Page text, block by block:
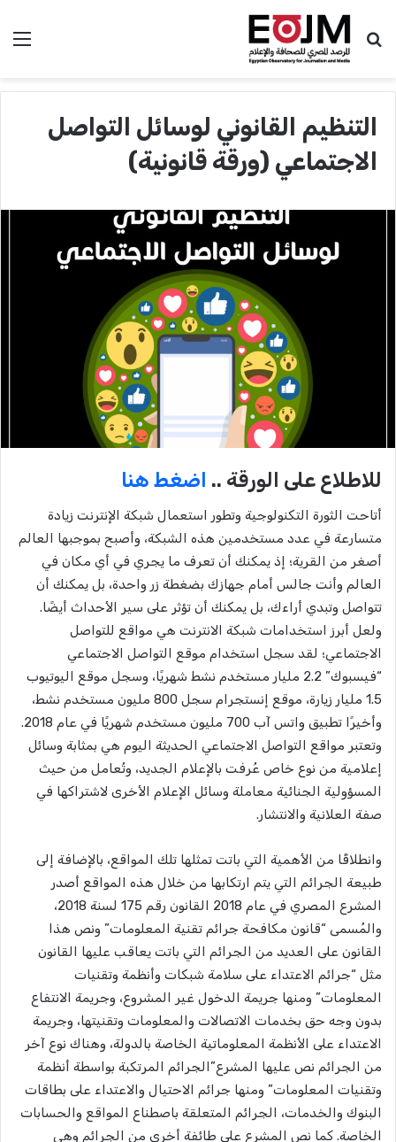
بحث عن
التنظيم القانوني لوسائل التواصل
الاجتماعي (ورقة قانونية)
للاطلاع على الورقة .. اضغط هنا
أتاحت الثورة التكنولوجية وتطور استعمال شبكة الإنترنت زيادة
متسارعة في عدد مستخدمين هذه الشبكة، وأصبح بموجبها العالم
أصغر من القرية؛ إذ يمكنك أن تعرف ما يجري في أي مكان في
العالم وأنت جالس أمام جهازك بضغطة زر واحدة، بل يمكنك أن
تتواصل وتبدي أراءك، بل يمكنك أن تؤثر على سير الأحداث أيضًا.
ولعل أبرز استخدامات شبكة الانترنت هي مواقع للتواصل
الاجتماعي؛ لقد سجل استخدام موقع التواصل الاجتماعي
“فيسبوك” 2.2 مليار مستخدم نشط شهريًا، وسجل موقع اليوتيوب
1.5 مليار زيارة، موقع إنستجرام سجل 800 مليون مستخدم نشط،
وأخيرًا تطبيق واتس آب 700 مليون مستخدم شهريًا في عام 2018.
وتعتبر مواقع التواصل الاجتماعي الحديثة اليوم هي بمثابة وسائل
إعلامية من نوع خاص عُرفت بالإعلام الجديد، وتُعامل من حيث
المسؤولية الجنائية معاملة وسائل الإعلام الأخرى لاشتراكها في
صفة العلانية والانتشار.
وانطلاقًا من الأهمية التي باتت تمثلها تلك المواقع، بالإضافة إلى
طبيعة الجرائم التي يتم ارتكابها من خلال هذه المواقع أصدر
المشرع المصري في عام 2018 القانون رقم 175 لسنة 2018،
والمُسمى “قانون مكافحة جرائم تقنية المعلومات” ونص هذا
القانون على العديد من الجرائم التي باتت يعاقب عليها القانون
مثل “جرائم الاعتداء على سلامة شبكات وأنظمة وتقنيات
المعلومات” ومنها جريمة الدخول غير المشروع، وجريمة الانتفاع
بدون وجه حق بخدمات الاتصالات والمعلومات وتقنيتها، وجريمة
الاعتداء على الأنظمة المعلوماتية الخاصة بالدولة، وهناك نوع آخر
من الجرائم نص عليها المشرع”الجرائم المرتكبة بواسطة أنظمة
وتقنيات المعلومات” ومنها جرائم الاحتيال والاعتداء على بطاقات
البنوك والخدمات، الجرائم المتعلقة باصطناع المواقع والحسابات
الخاصة. كما نص المشرع على طائفة أخرى من الجرائم وهي